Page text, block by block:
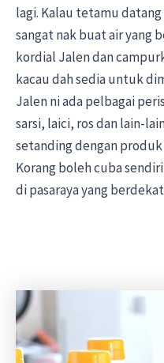
lagi. Kalau tetamu
sangat nak buat air yang
kordial Jalen dan
kacau dah sedia untuk
Jalen ni ada pelbagai
sarsi, laici, ros dan lain-
setanding dengan produk
Korang boleh cuba
di pasaraya yang